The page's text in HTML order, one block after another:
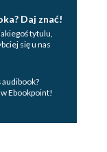
Daj znać!
tytulu,
się u nas
audibook?
Ebookpoint!